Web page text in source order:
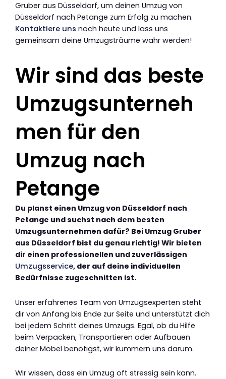
Gruber aus Düsseldorf, um deinen Umzug von
Düsseldorf nach Petange zum Erfolg zu machen.
Kontaktiere uns noch heute und lass uns
gemeinsam deine Umzugsträume wahr werden!
Wir sind das beste
Umzugsunterneh
men für den
Umzug nach
Petange
Du planst einen Umzug von Düsseldorf nach
Petange und suchst nach dem besten
Umzugsunternehmen dafür? Bei Umzug Gruber
aus Düsseldorf bist du genau richtig! Wir bieten
dir einen professionellen und zuverlässigen
Umzugsservice, der auf deine individuellen
Bedürfnisse zugeschnitten ist.
Unser erfahrenes Team von Umzugsexperten steht
dir von Anfang bis Ende zur Seite und unterstützt dich
bei jedem Schritt deines Umzugs. Egal, ob du Hilfe
beim Verpacken, Transportieren oder Aufbauen
deiner Möbel benötigst, wir kümmern uns darum.
Wir wissen, dass ein Umzug oft stressig sein kann.